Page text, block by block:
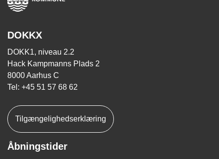
DOKKX
DOKK1, niveau 2.2
Hack Kampmanns Plads 2
8000 Aarhus C
Tel: +45 51 57 68 62
Tilgængelighedserklæring
Åbningstider